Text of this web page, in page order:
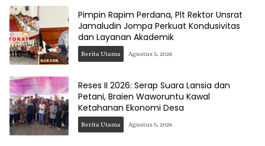
Pimpin Rapim Perdana, Plt Rektor Unsrat
Jamaludin Jompa Perkuat Kondusivitas
dan Layanan Akademik
Berita Utama Agustus 5, 2026
Reses II 2026: Serap Suara Lansia dan
Petani, Braien Waworuntu Kawal
Ketahanan Ekonomi Desa
Berita Utama Agustus 5, 2026